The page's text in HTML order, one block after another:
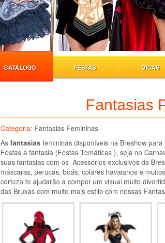
CATÁLOGO FESTAS DICAS
Fantasias
Categoria: Fantasias Femininas
As fantasias femininas disponíveis na Breshow
Festas a fantasia (Festas Temáticas ), seja no
suas fantasias com os Acessórios exclusivos da
máscaras, perucas, boás, colares havaianos e
certeza te ajudarão a compor um visual muito
das Bruxas com muito mais estilo com nossas